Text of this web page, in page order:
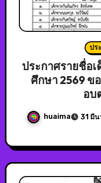
ปร
ประกาศรายชื่อ
ศึกษา 2569 ข
อบ
huaima 31 มี